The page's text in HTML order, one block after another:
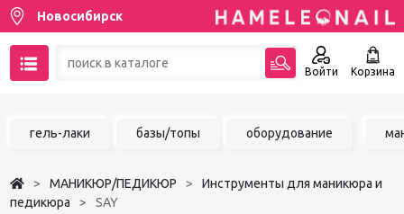
Новосибирск
Войти Корзина
Чат в MAX
гель-лаки базы/топы оборудование
МАНИКЮР/ПЕДИКЮР
Инструменты для маникюра и
педикюра
SAY